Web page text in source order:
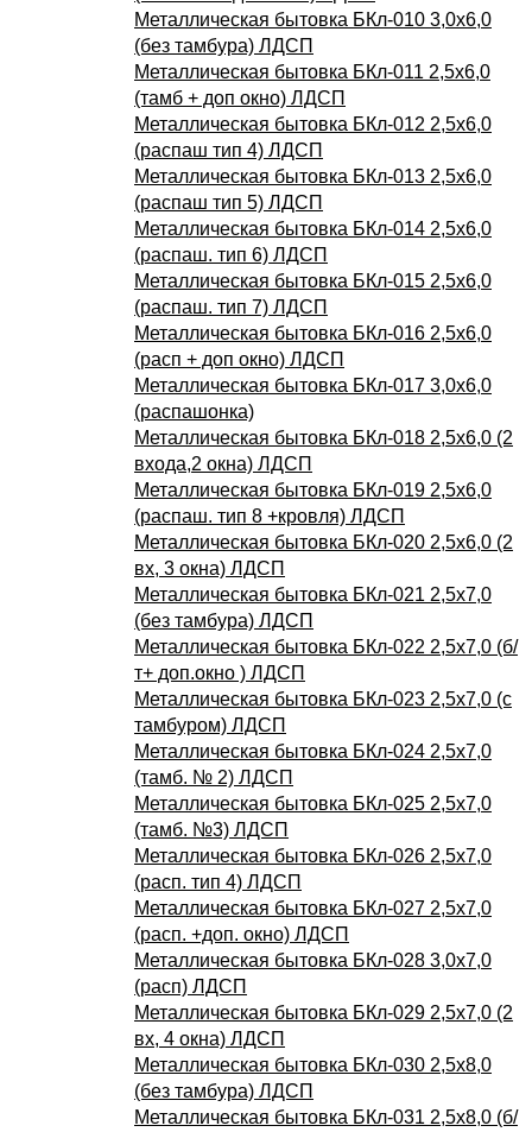
Металлическая бытовка БКл-010 3,0х6,0
(без тамбура) ЛДСП
Металлическая бытовка БКл-011 2,5х6,0
(тамб + доп окно) ЛДСП
Металлическая бытовка БКл-012 2,5х6,0
(распаш тип 4) ЛДСП
Металлическая бытовка БКл-013 2,5х6,0
(распаш тип 5) ЛДСП
Металлическая бытовка БКл-014 2,5х6,0
(распаш. тип 6) ЛДСП
Металлическая бытовка БКл-015 2,5х6,0
(распаш. тип 7) ЛДСП
Металлическая бытовка БКл-016 2,5х6,0
(расп + доп окно) ЛДСП
Металлическая бытовка БКл-017 3,0х6,0
(распашонка)
Металлическая бытовка БКл-018 2,5х6,0 (2
входа,2 окна) ЛДСП
Металлическая бытовка БКл-019 2,5х6,0
(распаш. тип 8 +кровля) ЛДСП
Металлическая бытовка БКл-020 2,5х6,0 (2
вх, 3 окна) ЛДСП
Металлическая бытовка БКл-021 2,5х7,0
(без тамбура) ЛДСП
Металлическая бытовка БКл-022 2,5х7,0 (б/
т+ доп.окно ) ЛДСП
Металлическая бытовка БКл-023 2,5х7,0 (с
тамбуром) ЛДСП
Металлическая бытовка БКл-024 2,5х7,0
(тамб. № 2) ЛДСП
Металлическая бытовка БКл-025 2,5х7,0
(тамб. №3) ЛДСП
Металлическая бытовка БКл-026 2,5х7,0
(расп. тип 4) ЛДСП
Металлическая бытовка БКл-027 2,5х7,0
(расп. +доп. окно) ЛДСП
Металлическая бытовка БКл-028 3,0х7,0
(расп) ЛДСП
Металлическая бытовка БКл-029 2,5х7,0 (2
вх, 4 окна) ЛДСП
Металлическая бытовка БКл-030 2,5х8,0
(без тамбура) ЛДСП
Металлическая бытовка БКл-031 2,5х8,0 (б/